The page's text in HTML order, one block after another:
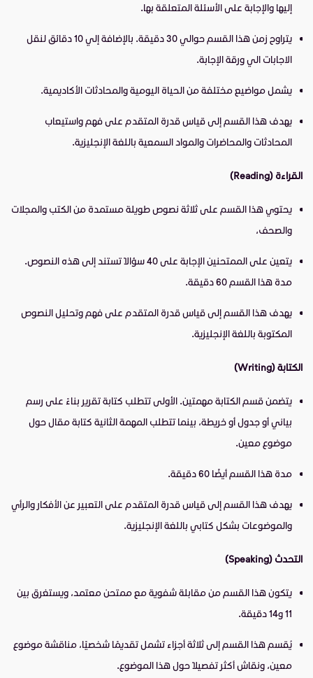
إليها والإجابة على الأسئلة المتعلقة بها.
يتراوح زمن هذا القسم حوالي 30 دقيقة. بالإضافة إلي 10 دقائق لنقل
الاجابات الي ورقة الإجابة.
يشمل مواضيع مختلفة من الحياة اليومية والمحادثات الأكاديمية.
يهدف هذا القسم إلى قياس قدرة المتقدم على فهم واستيعاب
المحادثات والمحاضرات والمواد السمعية باللغة الإنجليزية.
القراءة (Reading)
يحتوي هذا القسم على ثلاثة نصوص طويلة مستمدة من الكتب والمجلات
والصحف،
يتعين على الممتحنين الإجابة على 40 سؤالًا تستند إلى هذه النصوص.
مدة هذا القسم 60 دقيقة.
يهدف هذا القسم إلى قياس قدرة المتقدم على فهم وتحليل النصوص
المكتوبة باللغة الإنجليزية.
الكتابة (Writing)
يتضمن قسم الكتابة مهمتين. الأولى تتطلب كتابة تقرير بناءً على رسم
بياني أو جدول أو خريطة، بينما تتطلب المهمة الثانية كتابة مقال حول
موضوع معين.
مدة هذا القسم أيضًا 60 دقيقة.
يهدف هذا القسم إلى قياس قدرة المتقدم على التعبير عن الأفكار والرأي
والموضوعات بشكل كتابي باللغة الإنجليزية.
التحدث (Speaking)
يتكون هذا القسم من مقابلة شفوية مع ممتحن معتمد، ويستغرق بين
11 و14 دقيقة.
يُقسم هذا القسم إلى ثلاثة أجزاء تشمل تقديمًا شخصيًا، مناقشة موضوع
معين، ونقاش أكثر تفصيلًا حول هذا الموضوع.